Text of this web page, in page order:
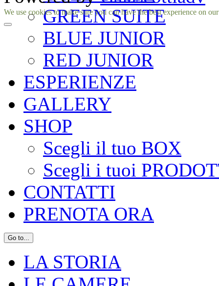
GREEN SUITE
BLUE JUNIOR
RED JUNIOR
ESPERIENZE
GALLERY
SHOP
Scegli il tuo BOX
Scegli i tuoi
CONTATTI
PRENOTA ORA
Go to...
LA STORIA
Facebook
Instagram
We use cookies to make sure you can have the best experience on